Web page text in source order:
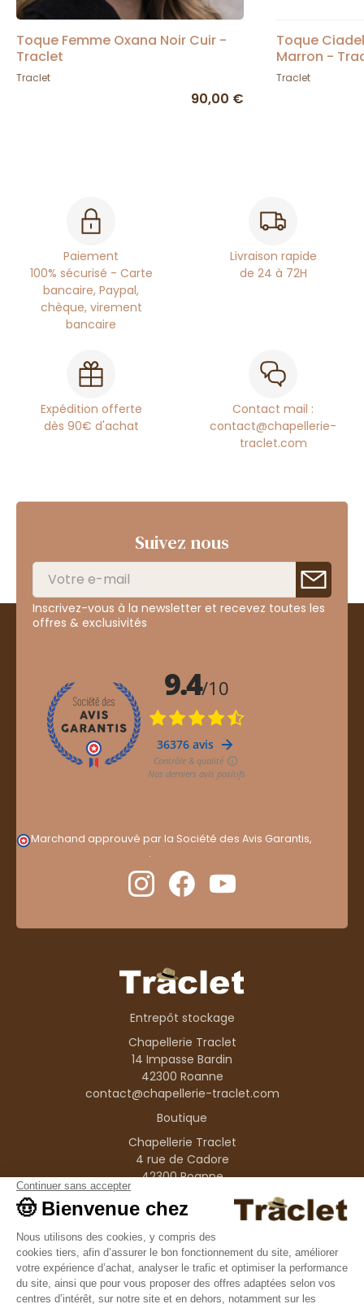
Toque Femme Oxana Noir Cuir -
Traclet
Traclet
90,00 €
Toque
Marron -
Traclet
Paiement
100% sécurisé - Carte
bancaire, Paypal,
chèque, virement
bancaire
Livraison rapide
de 24 à 72H
Expédition offerte
dès 90€ d'achat
Contact mail :
contact@chapellerie-
traclet.com
Suivez nous
Inscrivez-vous à la newsletter et recevez toutes les
offres & exclusivités
Marchand approuvé par la Société des Avis Garantis,
.
Entrepôt stockage
Chapellerie Traclet
14 Impasse Bardin
42300 Roanne
contact@chapellerie-traclet.com
Boutique
Chapellerie Traclet
4 rue de Cadore
42300 Roanne
Produits
Nos marques